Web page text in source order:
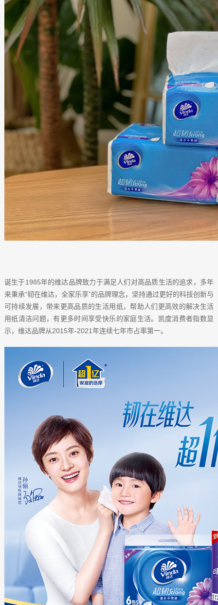
诞生于1985年的维达品牌致力于满足人们对高品质生活的追求，多年
来秉承“韧在维达，全家乐享”的品牌理念，坚持通过更好的科技创新与
可持续发展，带来更高品质的生活用纸，帮助人们更高效的解决生活
用纸清洁问题，有更多时间享受快乐的家庭生活。凯度消费者指数显
示，维达品牌从2015年-2021年连续七年市占率第一。